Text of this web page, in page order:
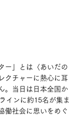
ー」とは〈あいだの
クチャーに熱心に耳
。当日は日本全国か
インに約15名が集ま
働社会に思いをめぐ